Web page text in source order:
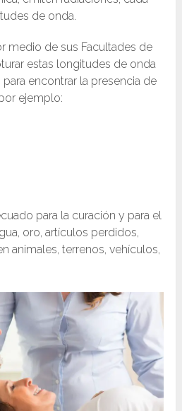
de onda.
medio de sus Facultades de
estas longitudes de onda
encontrar la presencia de
ejemplo:
para la curación y para el
oro, artículos perdidos,
animales, terrenos, vehículos,